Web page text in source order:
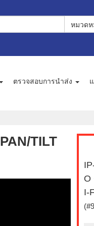
หมวด
ตรวจสอบการนำส่ง
TILT
O
I-